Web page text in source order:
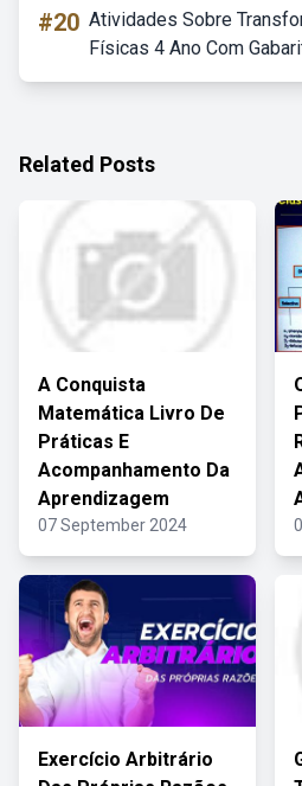
#20 Atividades Sobre
Físicas 4 Ano Com
Related Posts
A Conquista
Matemática Livro De
Práticas E
Acompanhamento Da
Aprendizagem
07 September 2024
Exercício Arbitrário